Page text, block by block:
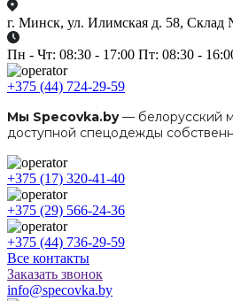
г. Минск, ул. Илимская д. 58, Склад
Пн - Чт: 08:30 - 17:00 Пт: 08:30 -
+375 (44) 724-29-59
Мы Specovka.by — белорусский
доступной спецодежды
+375 (17) 320-41-40
+375 (29) 566-24-36
+375 (44) 736-29-59
Все контакты
Заказать звонок
info@specovka.by